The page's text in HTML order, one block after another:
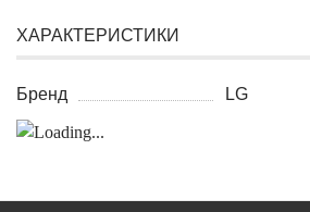
ХАРАКТЕРИСТИКИ
Бренд LG